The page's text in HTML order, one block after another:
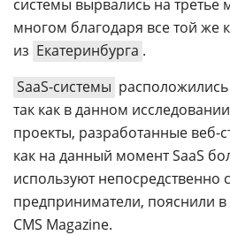
системы вырвались на третье
многом благодаря все той же
из Екатеринбурга .
SaaS-системы
так как в данном
проекты, разработанные веб-
как на данный момент SaaS
используют непосредственно
предприниматели, пояснили в
CMS Magazine.